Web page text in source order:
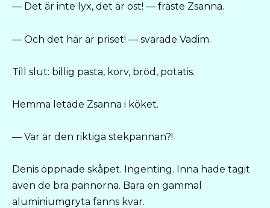
— Det är inte lyx, det är ost! — fräste Zsanna.
— Och det här är priset! — svarade Vadim.
Till slut: billig pasta, korv, bröd, potatis.
Hemma letade Zsanna i köket.
— Var är den riktiga stekpannan?!
Denis öppnade skåpet. Ingenting. Inna hade tagit
även de bra pannorna. Bara en gammal
aluminiumgryta fanns kvar.